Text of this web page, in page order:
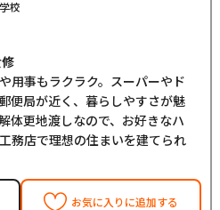
校
用事もラクラク。スーパーやド
便局が近く、暮らしやすさが魅
体更地渡しなので、お好きなハ
務店で理想の住まいを建てられ
お気に入りに追加する